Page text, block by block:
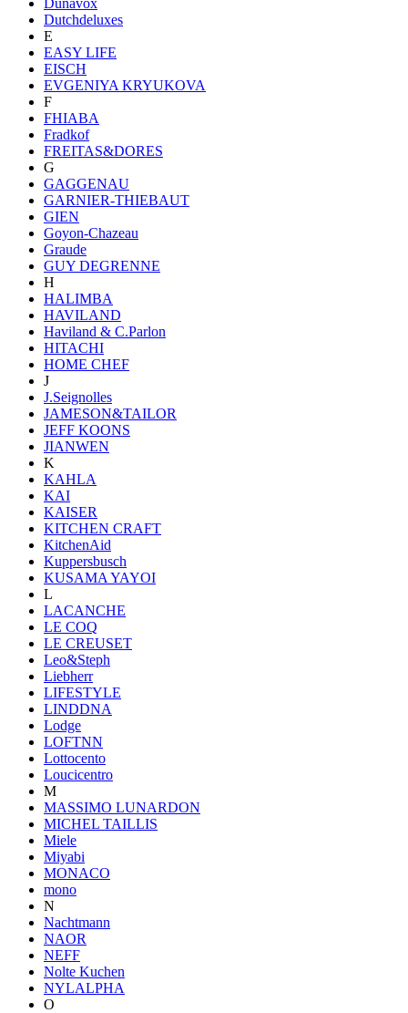
Dutchdeluxes
E
EASY LIFE
EISCH
EVGENIYA KRYUKOVA
F
FHIABA
Fradkof
FREITAS&DORES
G
GAGGENAU
GARNIER-THIEBAUT
GIEN
Goyon-Chazeau
Graude
GUY DEGRENNE
H
HALIMBA
HAVILAND
Haviland & C.Parlon
HITACHI
HOME CHEF
J
J.Seignolles
JAMESON&TAILOR
JEFF KOONS
JIANWEN
K
KAHLA
KAI
KAISER
KITCHEN CRAFT
KitchenAid
Kuppersbusch
KUSAMA YAYOI
L
LACANCHE
LE COQ
LE CREUSET
Leo&Steph
Liebherr
LIFESTYLE
LINDDNA
Lodge
LOFTNN
Lottocento
Loucicentro
M
MASSIMO LUNARDON
MICHEL TAILLIS
Miele
Miyabi
MONACO
mono
N
Nachtmann
NAOR
NEFF
Nolte Kuchen
NYLALPHA
O